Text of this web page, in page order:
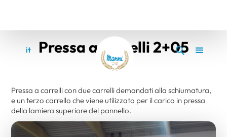
it en
Pressa a carrelli 2+05
Pressa a carrelli con due carrelli demandati alla schiumatura,
e un terzo carrello che viene utilizzato per il carico in pressa
della lamiera superiore del pannello.